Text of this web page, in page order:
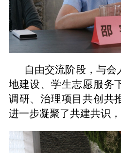
自由交流阶段，与
地建设、学生志愿服务
调研、治理项目共创共
进一步凝聚了共建共识